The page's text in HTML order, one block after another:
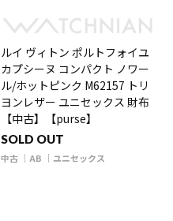
ルイ ヴィトン ポルトフォイユ
カプシーヌ コンパクト ノワー
ル/ホットピンク M62157 トリ
ヨンレザー ユニセックス 財布
【中古】【purse】
SOLD OUT
中古 AB ユニセックス